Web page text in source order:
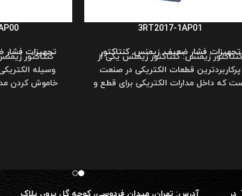
3RT2017-1AP01
تجهیزات فشار ضعیف,زیمنس,کنتاکتور
زیمنس: کنتاکتور زیمنس یکی از
پرکاربردترین قطعات الکتریکی در صنعت
که داخل مدارات الکتریکی برای قطع و
تجهیزات
کنتاکتور
وسیله
خاموش کردن